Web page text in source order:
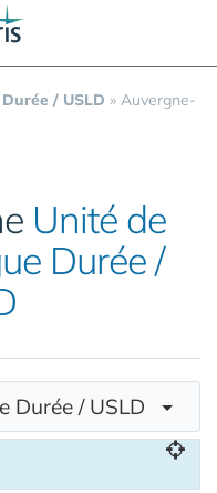
/ USLD » Auvergne-
Unité de
Durée /
Durée / USLD